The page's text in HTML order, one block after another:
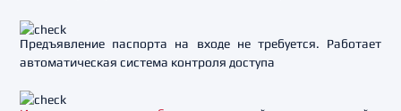
Предъявление паспорта на входе не требуется. Работает
автоматическая система контроля доступа